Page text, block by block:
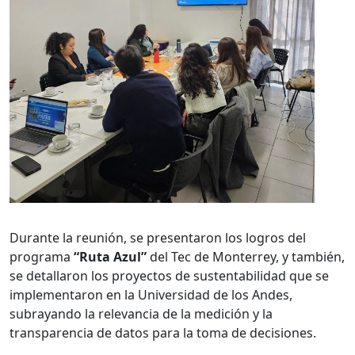
Durante la reunión, se presentaron los logros del
programa “Ruta Azul”del Tec de Monterrey, y también,
se detallaron los proyectos de sustentabilidad que se
implementaron en la Universidad de los Andes,
subrayando la relevancia de la medición y la
transparencia de datos para la toma de decisiones.